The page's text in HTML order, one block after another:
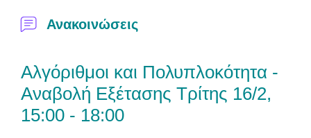
Ανακοινώσεις
Αλγόριθμοι και Πολυπλοκότητα -
Αναβολή Εξέτασης Τρίτης 16/2,
15:00 - 18:00